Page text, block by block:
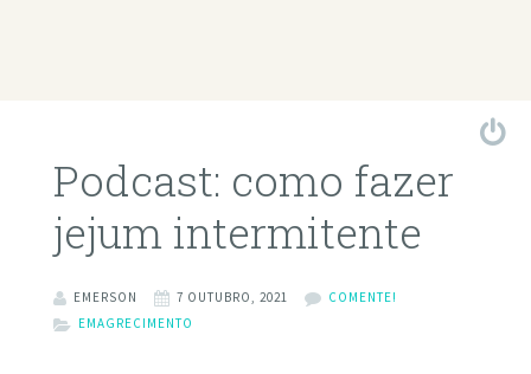
Podcast: como fazer
jejum intermitente
EMERSON 7 OUTUBRO, 2021
COMENTE!
EMAGRECIMENTO